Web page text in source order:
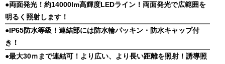
●両面発光！約14000lm高輝度LEDライン！両面発光で広範囲を
明るく照射します！
●IP65防水等級！連結部には防水輪パッキン・防水キャップ付
き！
●最大30ｍまで連結可！より広い、より長い距離を照射！誘導照